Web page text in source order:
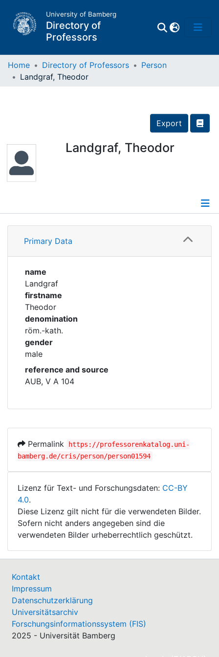
University of Bamberg
Directory of
Professors
Places
Corporations
registry
Home Directory of Professors
Person
Landgraf, Theodor
Export
Landgraf, Theodor
Profile
Primary Data
name
Landgraf
firstname
Theodor
denomination
röm.-kath.
gender
male
reference and source
AUB, V A 104
Permalink
https://professorenkatalog.uni-
bamberg.de/cris/person/person01594
Lizenz für Text- und Forschungsdaten: CC-BY
4.0.
Diese Lizenz gilt nicht für die verwendeten Bilder.
Sofern nicht anders angegeben sind die
verwendeten Bilder urheberrechtlich geschützt.
Kontakt
Impressum
Datenschutzerklärung
Universitätsarchiv
Forschungsinformationssystem (FIS)
2025 - Universität Bamberg